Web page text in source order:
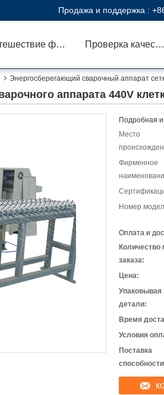
Продажа и поддержка :
Путешествие фабрики Проверка качества
Энергосберегающий сварочный аппарат
аппарата 440V
Подробная
Место
Фирменное
Номер
Оплата и
Количество
заказа:
Цена:
Упаковывая
детали:
Время
Условия
Поставка